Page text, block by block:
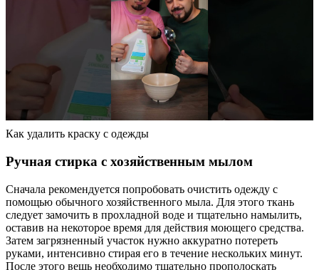
Как удалить краску с одежды
Ручная стирка с хозяйственным мылом
Сначала рекомендуется попробовать очистить одежду с
помощью обычного хозяйственного мыла. Для этого ткань
следует замочить в прохладной воде и тщательно намылить,
оставив на некоторое время для действия моющего средства.
Затем загрязненный участок нужно аккуратно потереть
руками, интенсивно стирая его в течение нескольких минут.
После этого вещь необходимо тщательно прополоскать